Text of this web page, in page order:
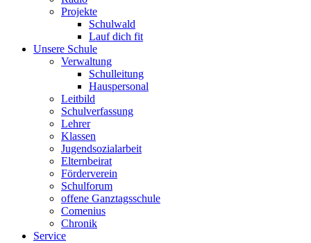
Projekte
Schulwald
Lauf dich fit
Unsere Schule
Verwaltung
Schulleitung
Hauspersonal
Leitbild
Schulverfassung
Lehrer
Klassen
Jugendsozialarbeit
Elternbeirat
Förderverein
Schulforum
offene Ganztagsschule
Comenius
Chronik
Service